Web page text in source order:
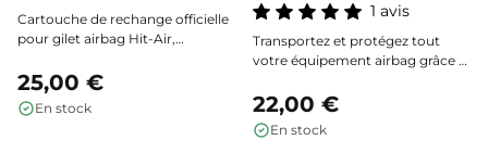
Cartouche de rechange officielle
pour gilet airbag Hit-Air,
déclenchement. Choisissez la
contenance adaptée à la taille de
votre gilet en consultant le guide.
25,00 €
En stock
1 avis
Transportez et protégez tout
votre équipement airbag grâce à
d’accueillir cartouches et
accessoires essentiels en toute
sécurité.
22,00 €
En stock